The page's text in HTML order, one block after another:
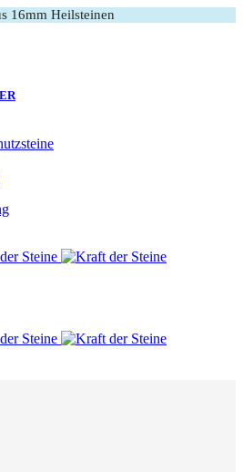
16mm Heilsteinen